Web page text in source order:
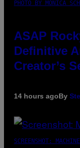
PHOTO BY MONICA
ASAP
Definitive
Creator’s
14 hours agoBy
SCREENSHOT: